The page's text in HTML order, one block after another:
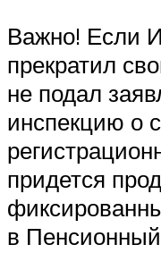
Важно! Если
прекратил
не подал
инспекцию о
придется
в